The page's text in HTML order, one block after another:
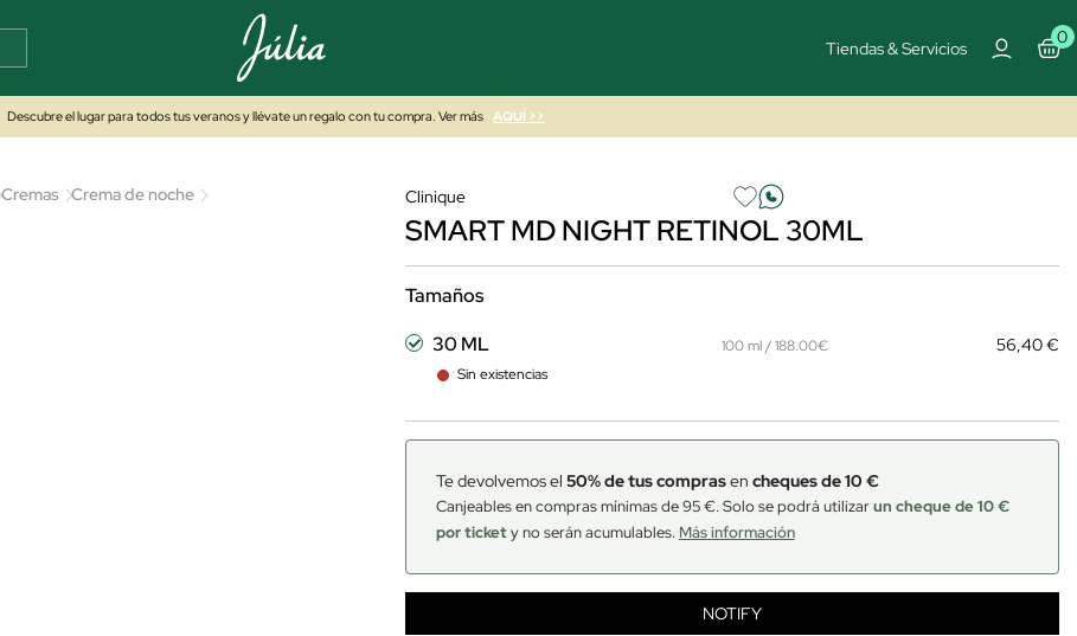
Tiendas & Servicios
0
Descubre el lugar para todos tus veranos y llévate un regalo con tu compra. Ver más AQUÍ >>
Cremas
Crema de noche
Clinique
SMART MD NIGHT RETINOL 30ML
Tamaños
30 ML
Sin existencias
100 ml / 188.00€ 56,40 €
Te devolvemos el 50% de tus comprasen cheques de 10 €
Canjeables en compras mínimas de 95 €. Solo se podrá utilizarun cheque de 10 €
por tickety no serán acumulables. Más información
NOTIFY